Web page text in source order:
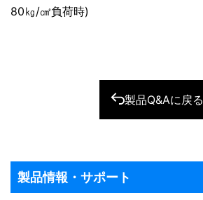
80㎏/㎠負荷時)
製品Q&Aに戻る
製品情報・サポート